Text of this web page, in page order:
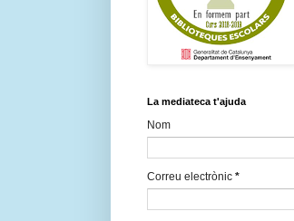
La mediateca t'ajuda
Nom
Correu electrònic *